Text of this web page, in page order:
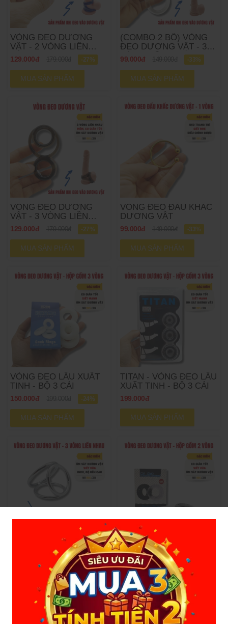
VÒNG ĐEO DƯƠNG
VẬT - 2 VÒNG LIỀN
NHAU.
129.000đ -27%
MUA SẢN PHẨM
(COMBO 2 BỘ) VÒNG
ĐEO DƯƠNG VẬT - 3
VÒNG LIỀN NHAU
99.000đ -33%
MUA SẢN PHẨM
VÒNG ĐEO DƯƠNG
VẬT - 3 VÒNG LIỀN
NHAU
129.000đ -27%
MUA SẢN PHẨM
VÒNG ĐEO ĐẦU KHẤC
DƯƠNG VẬT
99.000đ -33%
MUA SẢN PHẨM
VÒNG ĐEO LÂU XUẤT
TINH - BỘ 3 CÁI
150.000đ -24%
MUA SẢN PHẨM
TITAN - VÒNG ĐEO LÂU
XUẤT TINH - BỘ 3 CÁI
199.000đ
MUA SẢN PHẨM
VÒNG ĐEO DƯƠNG
VẬT - 3 VÒNG INOX
199.000đ
MUA SẢN PHẨM
VÒNG ĐEO LÂU XUẤT
TINH SILICON GIÃN
99.000đ 129.000đ
MUA SẢN PHẨM